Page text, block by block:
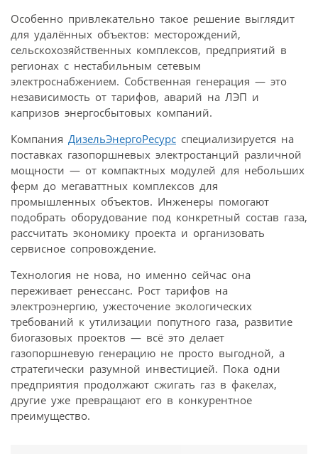
Особенно привлекательно такое решение выглядит
для удалённых объектов: месторождений,
сельскохозяйственных комплексов, предприятий в
регионах с нестабильным сетевым
электроснабжением. Собственная генерация — это
независимость от тарифов, аварий на ЛЭП и
капризов энергосбытовых компаний.
Компания ДизельЭнергоРесурс специализируется на
поставках газопоршневых электростанций различной
мощности — от компактных модулей для небольших
ферм до мегаваттных комплексов для
промышленных объектов. Инженеры помогают
подобрать оборудование под конкретный состав газа,
рассчитать экономику проекта и организовать
сервисное сопровождение.
Технология не нова, но именно сейчас она
переживает ренессанс. Рост тарифов на
электроэнергию, ужесточение экологических
требований к утилизации попутного газа, развитие
биогазовых проектов — всё это делает
газопоршневую генерацию не просто выгодной, а
стратегически разумной инвестицией. Пока одни
предприятия продолжают сжигать газ в факелах,
другие уже превращают его в конкурентное
преимущество.